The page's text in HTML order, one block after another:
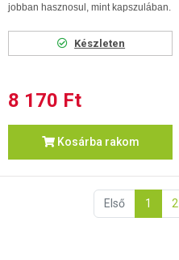
jobban hasznosul, mint kapszulában.
Készleten
8 170 Ft
Kosárba rakom
Első 1 2